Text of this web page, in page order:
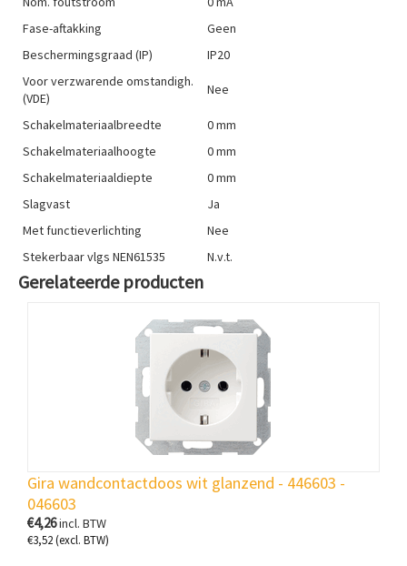
Fase-aftakking
Geen
Beschermingsgraad (IP)
IP20
Voor verzwarende omstandigh.
(VDE)
Nee
Schakelmateriaalbreedte
0 mm
Schakelmateriaalhoogte
0 mm
Schakelmateriaaldiepte
0 mm
Slagvast
Ja
Met functieverlichting
Nee
Stekerbaar vlgs NEN61535
N.v.t.
Gerelateerde producten
Gira wandcontactdoos wit glanzend - 446603 -
046603
€4,26incl. BTW
€3,52(excl. BTW)